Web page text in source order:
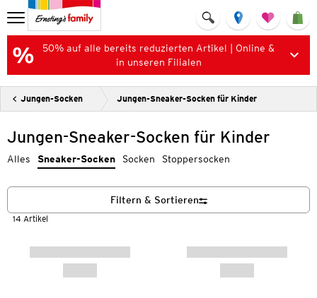
50% auf alle bereits reduzierten Artikel | Online &
in unseren Filialen
Jungen-Socken Jungen-Sneaker-Socken für Kinder
Jungen-Sneaker-Socken für Kinder
Alles Sneaker-Socken Socken Stoppersocken
14 Artikel
Filtern & Sortieren